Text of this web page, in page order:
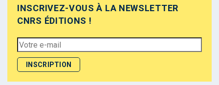
INSCRIVEZ-VOUS À LA NEWSLETTER
CNRS ÉDITIONS !